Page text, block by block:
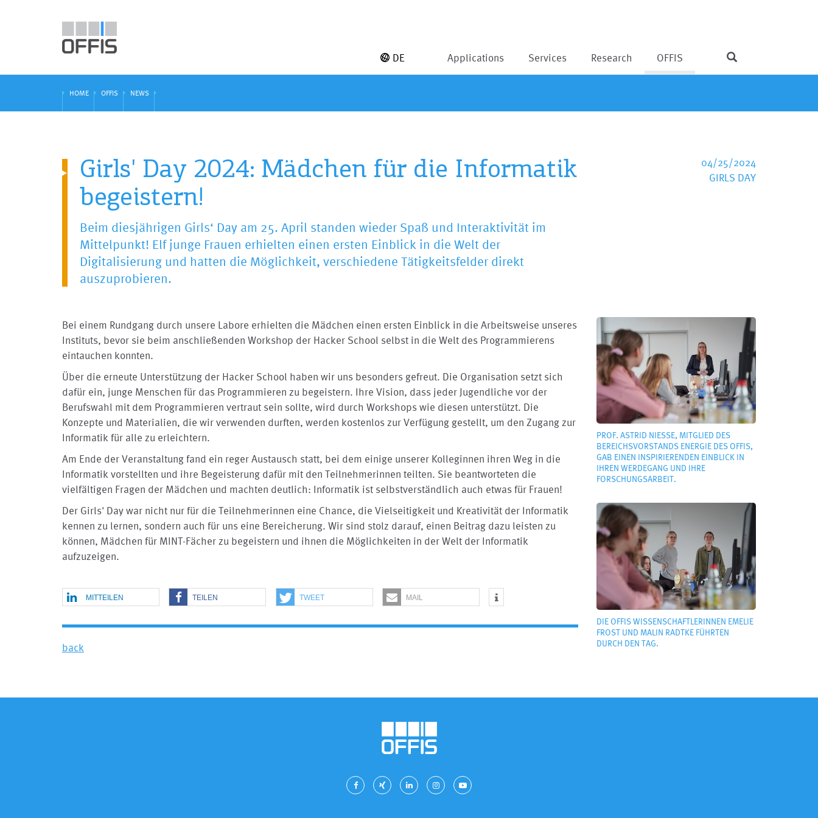
Applications Services Research OFFIS
DE
HOME OFFIS NEWS
Girls' Day 2024: Mädchen für die Informatik
begeistern!
Beim diesjährigen Girls‘ Day am 25. April standen wieder Spaß und Interaktivität im
Mittelpunkt! Elf junge Frauen erhielten einen ersten Einblick in die Welt der
Digitalisierung und hatten die Möglichkeit, verschiedene Tätigkeitsfelder direkt
auszuprobieren.
04/25/2024
GIRLS DAY
PROF. ASTRID NIESSE, MITGLIED DES B
EREICHSVORSTANDS ENERGIE DES OFFIS, G
AB EINEN INSPIRIERENDEN EINBLICK IN I
HREN WERDEGANG UND IHRE F
ORSCHUNGSARBEIT.
DIE OFFIS WISSENSCHAFTLERINNEN EMELIE
FROST UND MALIN RADTKE FÜHRTEN
DURCH DEN TAG.
Bei einem Rundgang durch unsere Labore erhielten die Mädchen einen ersten Einblick in die Arbeitsweise unseres
Instituts, bevor sie beim anschließenden Workshop der Hacker School selbst in die Welt des Programmierens
eintauchen konnten.
Über die erneute Unterstützung der Hacker School haben wir uns besonders gefreut. Die Organisation setzt sich
dafür ein, junge Menschen für das Programmieren zu begeistern. Ihre Vision, dass jeder Jugendliche vor der
Berufswahl mit dem Programmieren vertraut sein sollte, wird durch Workshops wie diesen unterstützt. Die
Konzepte und Materialien, die wir verwenden durften, werden kostenlos zur Verfügung gestellt, um den Zugang zur
Informatik für alle zu erleichtern.
Am Ende der Veranstaltung fand ein reger Austausch statt, bei dem einige unserer Kolleginnen ihren Weg in die
Informatik vorstellten und ihre Begeisterung dafür mit den Teilnehmerinnen teilten. Sie beantworteten die
vielfältigen Fragen der Mädchen und machten deutlich: Informatik ist selbstverständlich auch etwas für Frauen!
Der Girls' Day war nicht nur für die Teilnehmerinnen eine Chance, die Vielseitigkeit und Kreativität der Informatik
kennen zu lernen, sondern auch für uns eine Bereicherung. Wir sind stolz darauf, einen Beitrag dazu leisten zu
können, Mädchen für MINT-Fächer zu begeistern und ihnen die Möglichkeiten in der Welt der Informatik
aufzuzeigen.
MITTEILEN TEILEN TWEET MAIL
back